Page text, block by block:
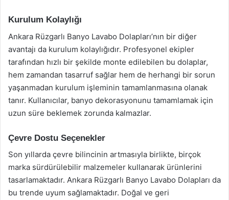
Kurulum Kolaylığı
Ankara Rüzgarlı Banyo Lavabo Dolapları’nın bir diğer
avantajı da kurulum kolaylığıdır. Profesyonel ekipler
tarafından hızlı bir şekilde monte edilebilen bu dolaplar,
hem zamandan tasarruf sağlar hem de herhangi bir sorun
yaşanmadan kurulum işleminin tamamlanmasına olanak
tanır. Kullanıcılar, banyo dekorasyonunu tamamlamak için
uzun süre beklemek zorunda kalmazlar.
Çevre Dostu Seçenekler
Son yıllarda çevre bilincinin artmasıyla birlikte, birçok
marka sürdürülebilir malzemeler kullanarak ürünlerini
tasarlamaktadır. Ankara Rüzgarlı Banyo Lavabo Dolapları da
bu trende uyum sağlamaktadır. Doğal ve geri